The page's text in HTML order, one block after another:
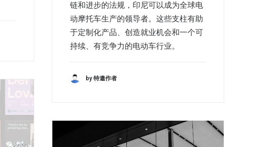
链和进步的法规，印尼可以成为全球电
动摩托车生产的领导者。这些支柱有助
于定制化产品、创造就业机会和一个可
持续、有竞争力的电动车行业。
by 特邀作者